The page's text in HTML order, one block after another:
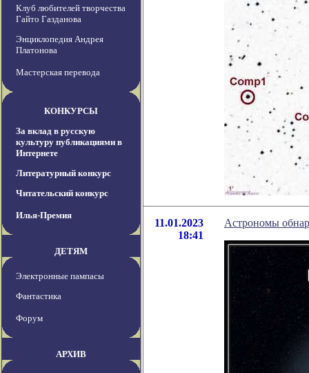
Клуб любителей творчества
Гайто Газданова
Энциклопедия Андрея
Платонова
Мастерская перевода
КОНКУРСЫ
За вклад в русскую
культуру публикациями в
Интернете
Литературный конкурс
Читательский конкурс
Илья-Премия
ДЕТЯМ
Электронные пампасы
Фантастика
Форум
АРХИВ
11.01.2023
18:41
Астрономы